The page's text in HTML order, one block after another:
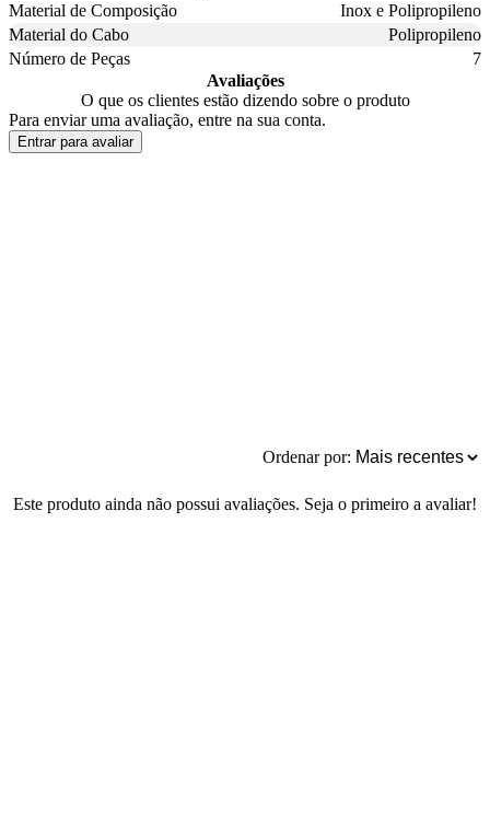
Material de Composição
Inox e Polipropileno
Material do Cabo
Polipropileno
Número de Peças
7
Avaliações
O que os clientes estão dizendo sobre o produto
Para enviar uma avaliação, entre na sua conta.
Entrar para avaliar
Ordenar por:
Este produto ainda não possui avaliações. Seja o primeiro a avaliar!